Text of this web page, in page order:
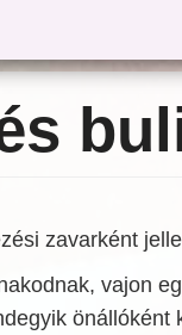
zavarként
vajon
önállóként